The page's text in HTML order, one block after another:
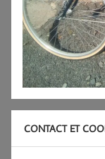
CONTACT ET